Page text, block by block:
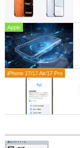
Apple
iPhone 17/17 Air/17 Pro